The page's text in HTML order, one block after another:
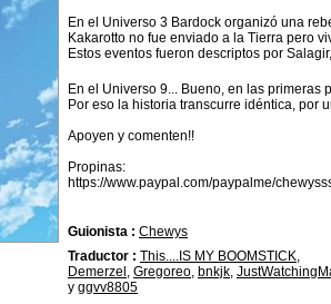
En el Universo 3 Bardock organizó una
Kakarotto no fue enviado a la Tierra pero
Estos eventos fueron descriptos por
En el Universo 9... Bueno, en las primeras
Por eso la historia transcurre idéntica, por
Apoyen y comenten!!
Propinas:
https://www.paypal.com/paypalme/
Guionista : Chewys
Traductor : This....IS MY BOOMSTICK,
Demerzel , Gregoreo, bnkjk,
y ggvv8805